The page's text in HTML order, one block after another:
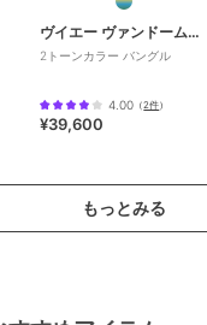
ヴイエー ヴァンドーム青山
2トーンカラー バングル
4.00 （2件）
¥39,600
もっとみる